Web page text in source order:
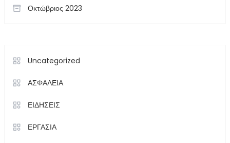
Οκτώβριος 2023
Uncategorized
ΑΣΦΑΛΕΙΑ
ΕΙΔΗΣΕΙΣ
ΕΡΓΑΣΙΑ